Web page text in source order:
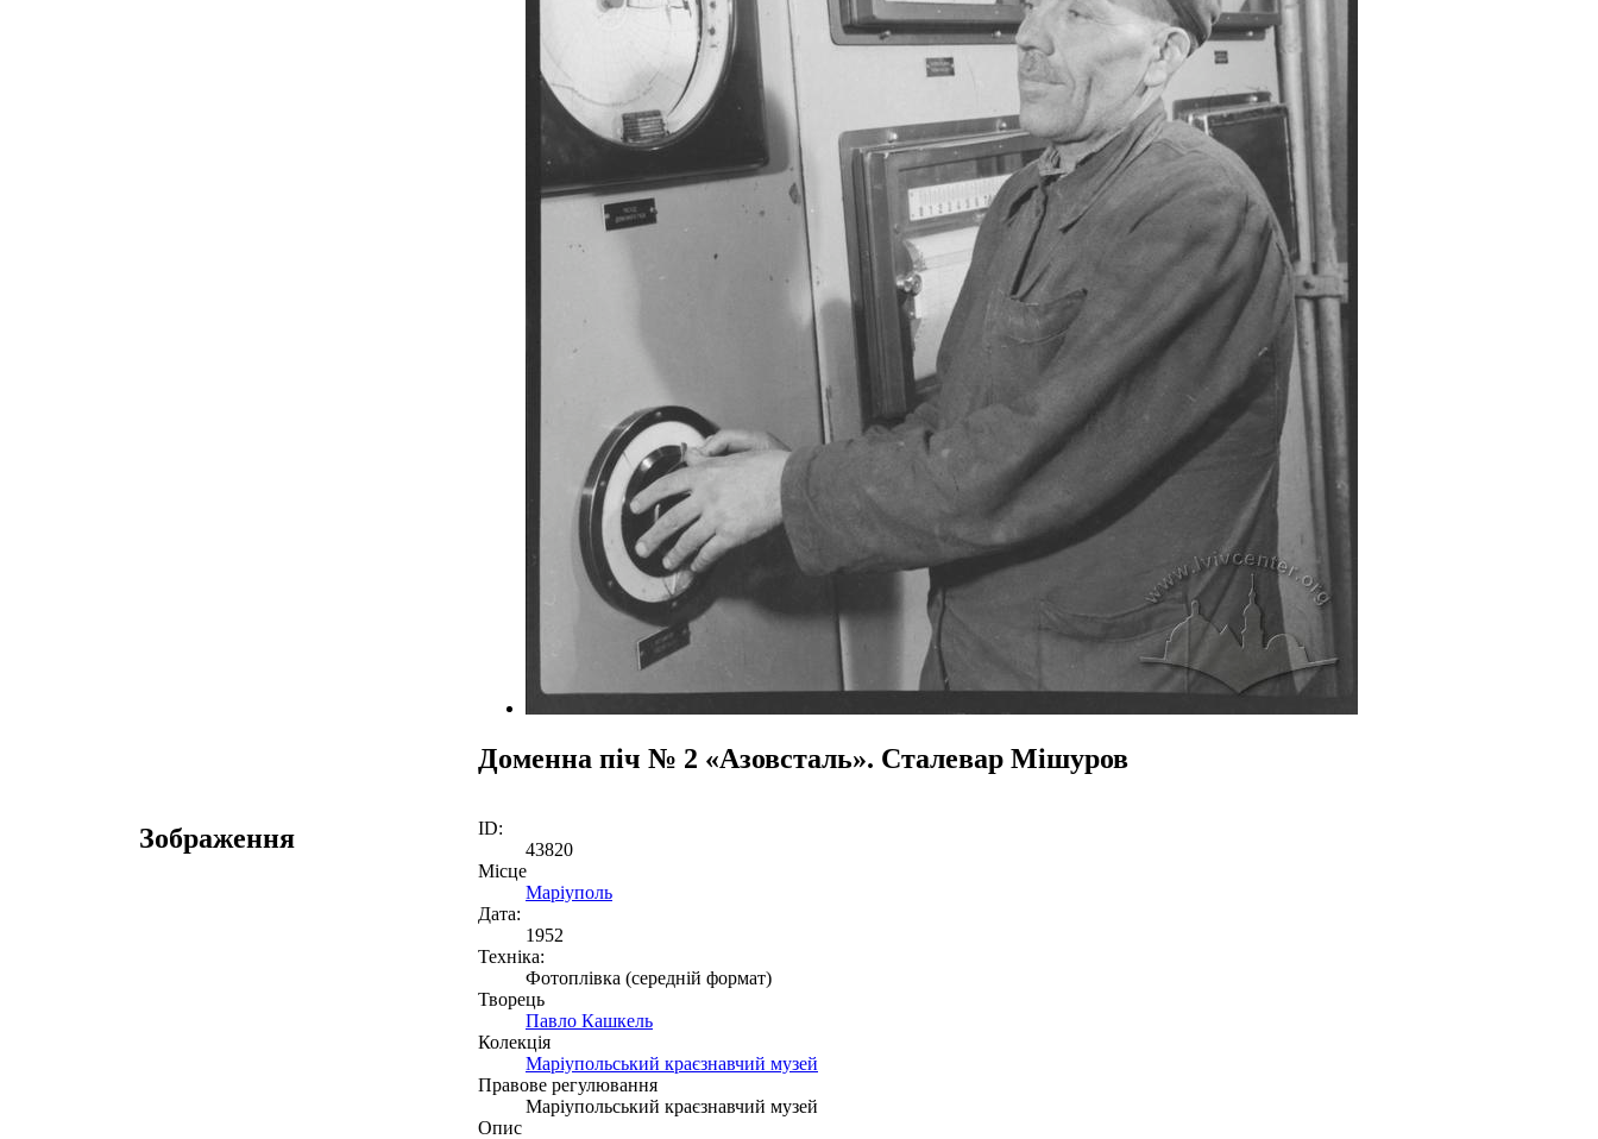
Доменна піч № 2 «Азовсталь». Сталевар Мішуров
Зображення
ID:
43820
Місце
Маріуполь
Дата:
1952
Техніка:
Фотоплівка (середній формат)
Творець
Павло Кашкель
Колекція
Маріупольський краєзнавчий музей
Правове регулювання
Маріупольський краєзнавчий музей
Опис